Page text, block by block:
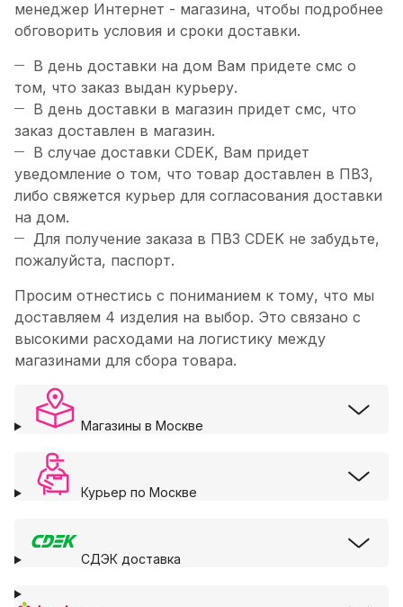
менеджер Интернет - магазина, чтобы подробнее
обговорить условия и сроки доставки.
В день доставки на дом Вам придете смс о
том, что заказ выдан курьеру.
В день доставки в магазин придет смс, что
заказ доставлен в магазин.
В случае доставки CDEK, Вам придет
уведомление о том, что товар доставлен в ПВЗ,
либо свяжется курьер для согласования доставки
на дом.
Для получение заказа в ПВЗ CDEK не забудьте,
пожалуйста, паспорт.
Просим отнестись с пониманием к тому, что мы
доставляем 4 изделия на выбор. Это связано с
высокими расходами на логистику между
магазинами для сбора товара.
Магазины в Москве
Курьер по Москве
СДЭК доставка